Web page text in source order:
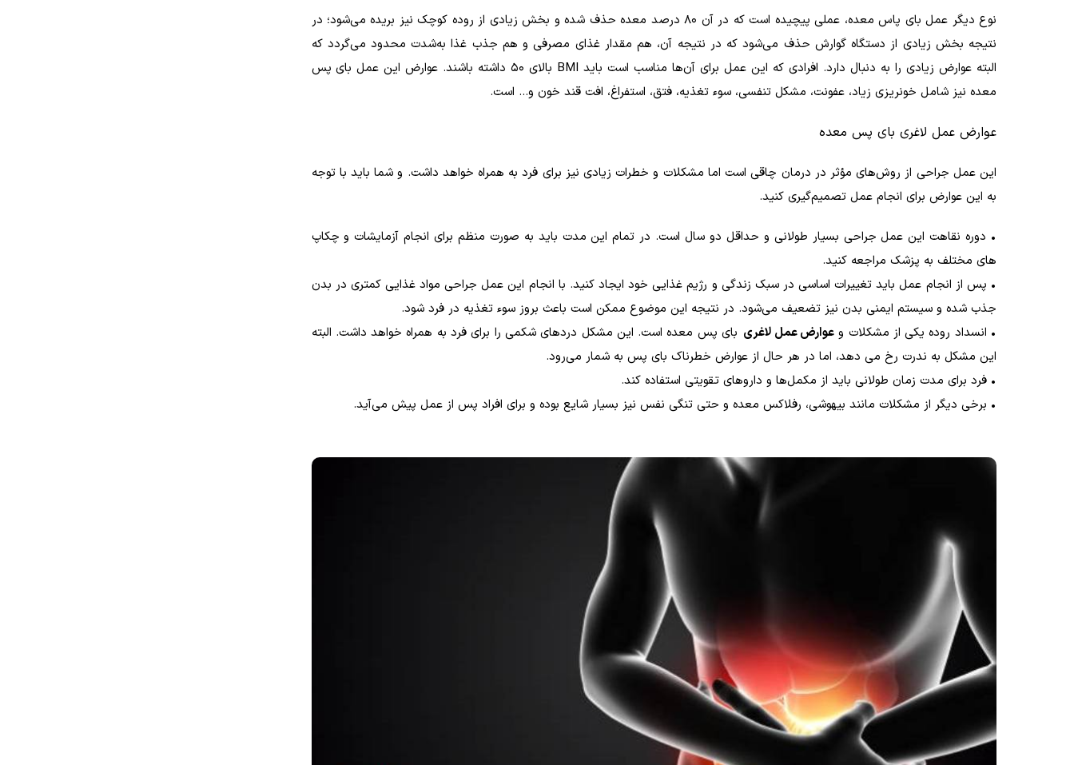
نوع دیگر عمل بای پاس معده، عملی پیچیده است که در آن ۸۰ درصد معده حذف شده و بخش زیادی از روده کوچک نیز بریده می‌شود؛ در
نتیجه بخش زیادی از دستگاه گوارش حذف می‌شود که در نتیجه آن، هم مقدار غذای مصرفی و هم جذب غذا به‌شدت محدود می‌گردد که
البته عوارض زیادی را به دنبال دارد. افرادی که این عمل برای آن‌ها مناسب است باید BMI
بالای ۵۰ داشته باشند. عوارض این عمل بای پس
معده نیز شامل خونریزی زیاد، عفونت، مشکل تنفسی، سوء تغذیه، فتق، استفراغ، افت قند خون و... است.
عوارض عمل لاغری بای پس معده
این عمل جراحی از روش‌های مؤثر در درمان چاقی است اما مشکلات و خطرات زیادی نیز برای فرد به همراه خواهد داشت. و شما باید با توجه
به این عوارض برای انجام عمل تصمیم‌گیری کنید.
• دوره نقاهت این عمل جراحی بسیار طولانی و حداقل دو سال است. در تمام این مدت باید به صورت منظم برای انجام آزمایشات و چکاپ
های مختلف به پزشک مراجعه کنید.
• پس از انجام عمل باید تغییرات اساسی در سبک زندگی و رژیم غذایی خود ایجاد کنید. با انجام این عمل جراحی مواد غذایی کمتری در بدن
جذب شده و سیستم ایمنی بدن نیز تضعیف می‌شود. در نتیجه این موضوع ممکن است باعث بروز سوء تغذیه در فرد شود.
• انسداد روده یکی از مشکلات و عوارض عمل لاغری بای پس معده است. این مشکل درد‌های شکمی را برای فرد به همراه خواهد داشت. البته
این مشکل به ندرت رخ می دهد، اما در هر حال از عوارض خطرناک بای پس به شمار می‌رود.
• فرد برای مدت زمان طولانی باید از مکمل‌ها و دارو‌های تقویتی استفاده کند.
• برخی دیگر از مشکلات مانند بیهوشی، رفلاکس معده و حتی تنگی نفس نیز بسیار شایع بوده و برای افراد پس از عمل پیش می‌آید.